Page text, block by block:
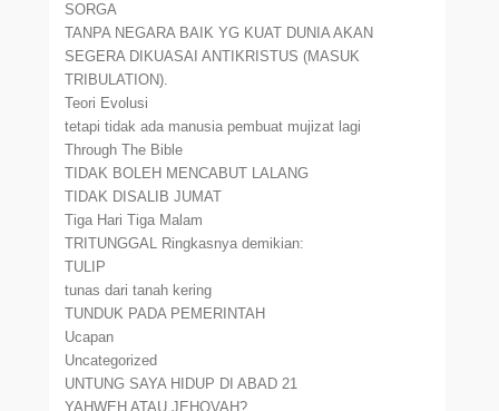
SORGA
TANPA NEGARA BAIK YG KUAT DUNIA AKAN
SEGERA DIKUASAI ANTIKRISTUS (MASUK
TRIBULATION).
Teori Evolusi
tetapi tidak ada manusia pembuat mujizat lagi
Through The Bible
TIDAK BOLEH MENCABUT LALANG
TIDAK DISALIB JUMAT
Tiga Hari Tiga Malam
TRITUNGGAL Ringkasnya demikian:
TULIP
tunas dari tanah kering
TUNDUK PADA PEMERINTAH
Ucapan
Uncategorized
UNTUNG SAYA HIDUP DI ABAD 21
YAHWEH ATAU JEHOVAH?